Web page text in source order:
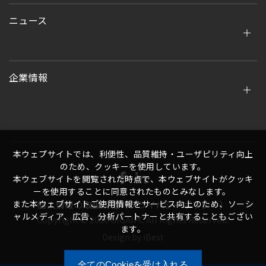
ニュース
企業情報
Copyright ©2026GIGAIPCAll Rights Reserved.
個人情報の取扱規程（プライバシーポリシー）
本ウェプサイトでは、利便性、品質維持・ユーザピリティ向上
のため、クッキーを使用しています。
本ウェブサイトを閲覧された時点で、本ウェブサイトがクッキ
ーを使用することに同意されたものとみなします。
また本ウェブサイトご使用情報をサービス向上のため、ソーシ
ャルメディア、広告、分析パートナーと共有することもござい
ます。